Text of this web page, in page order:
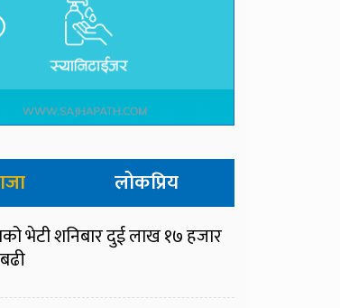
लोकप्रिय
भेटी शनिबार दुई लाख १७ हजार